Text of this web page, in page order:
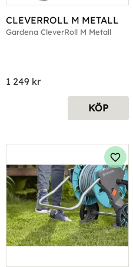
CLEVERROLL M METALL
Gardena CleverRoll M Metall
1 249 kr
KÖP